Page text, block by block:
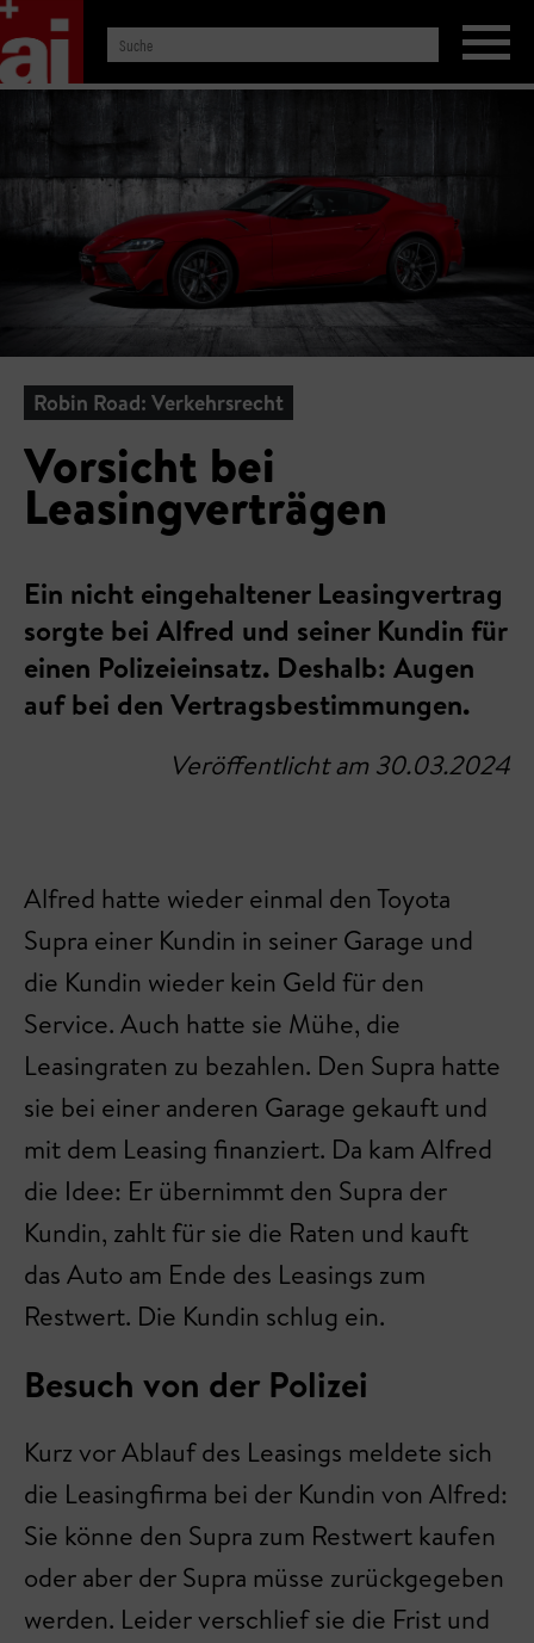
Robin Road: Verkehrsrecht
Vorsicht bei
Leasingverträgen
Ein nicht eingehaltener Leasingvertrag
sorgte bei Alfred und seiner Kundin für
einen Polizeieinsatz. Deshalb: Augen
auf bei den Vertragsbestimmungen.
Veröffentlicht am 30.03.2024
Alfred hatte wieder einmal den Toyota
Supra einer Kundin in seiner Garage und
die Kundin wieder kein Geld für den
Service. Auch hatte sie Mühe, die
Leasingraten zu bezahlen. Den Supra hatte
sie bei einer anderen Garage gekauft und
mit dem Leasing finanziert. Da kam Alfred
die Idee: Er übernimmt den Supra der
Kundin, zahlt für sie die Raten und kauft
das Auto am Ende des Leasings zum
Restwert. Die Kundin schlug ein.
Besuch von der Polizei
Kurz vor Ablauf des Leasings meldete sich
die Leasingfirma bei der Kundin von Alfred:
Sie könne den Supra zum Restwert kaufen
oder aber der Supra müsse zurückgegeben
werden. Leider verschlief sie die Frist und